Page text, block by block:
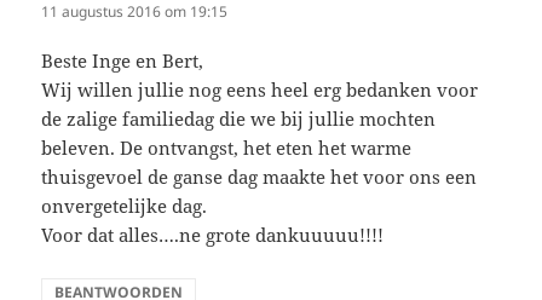
11 augustus 2016 om 19:15
Beste Inge en Bert,
Wij willen jullie nog eens heel erg bedanken voor
de zalige familiedag die we bij jullie mochten
beleven. De ontvangst, het eten het warme
thuisgevoel de ganse dag maakte het voor ons een
onvergetelijke dag.
Voor dat alles….ne grote dankuuuuu!!!!
BEANTWOORDEN